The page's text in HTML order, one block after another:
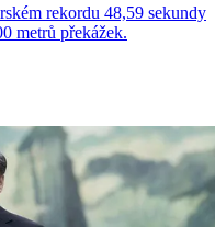
rekordu 48,59 sekundy
metrů překážek.